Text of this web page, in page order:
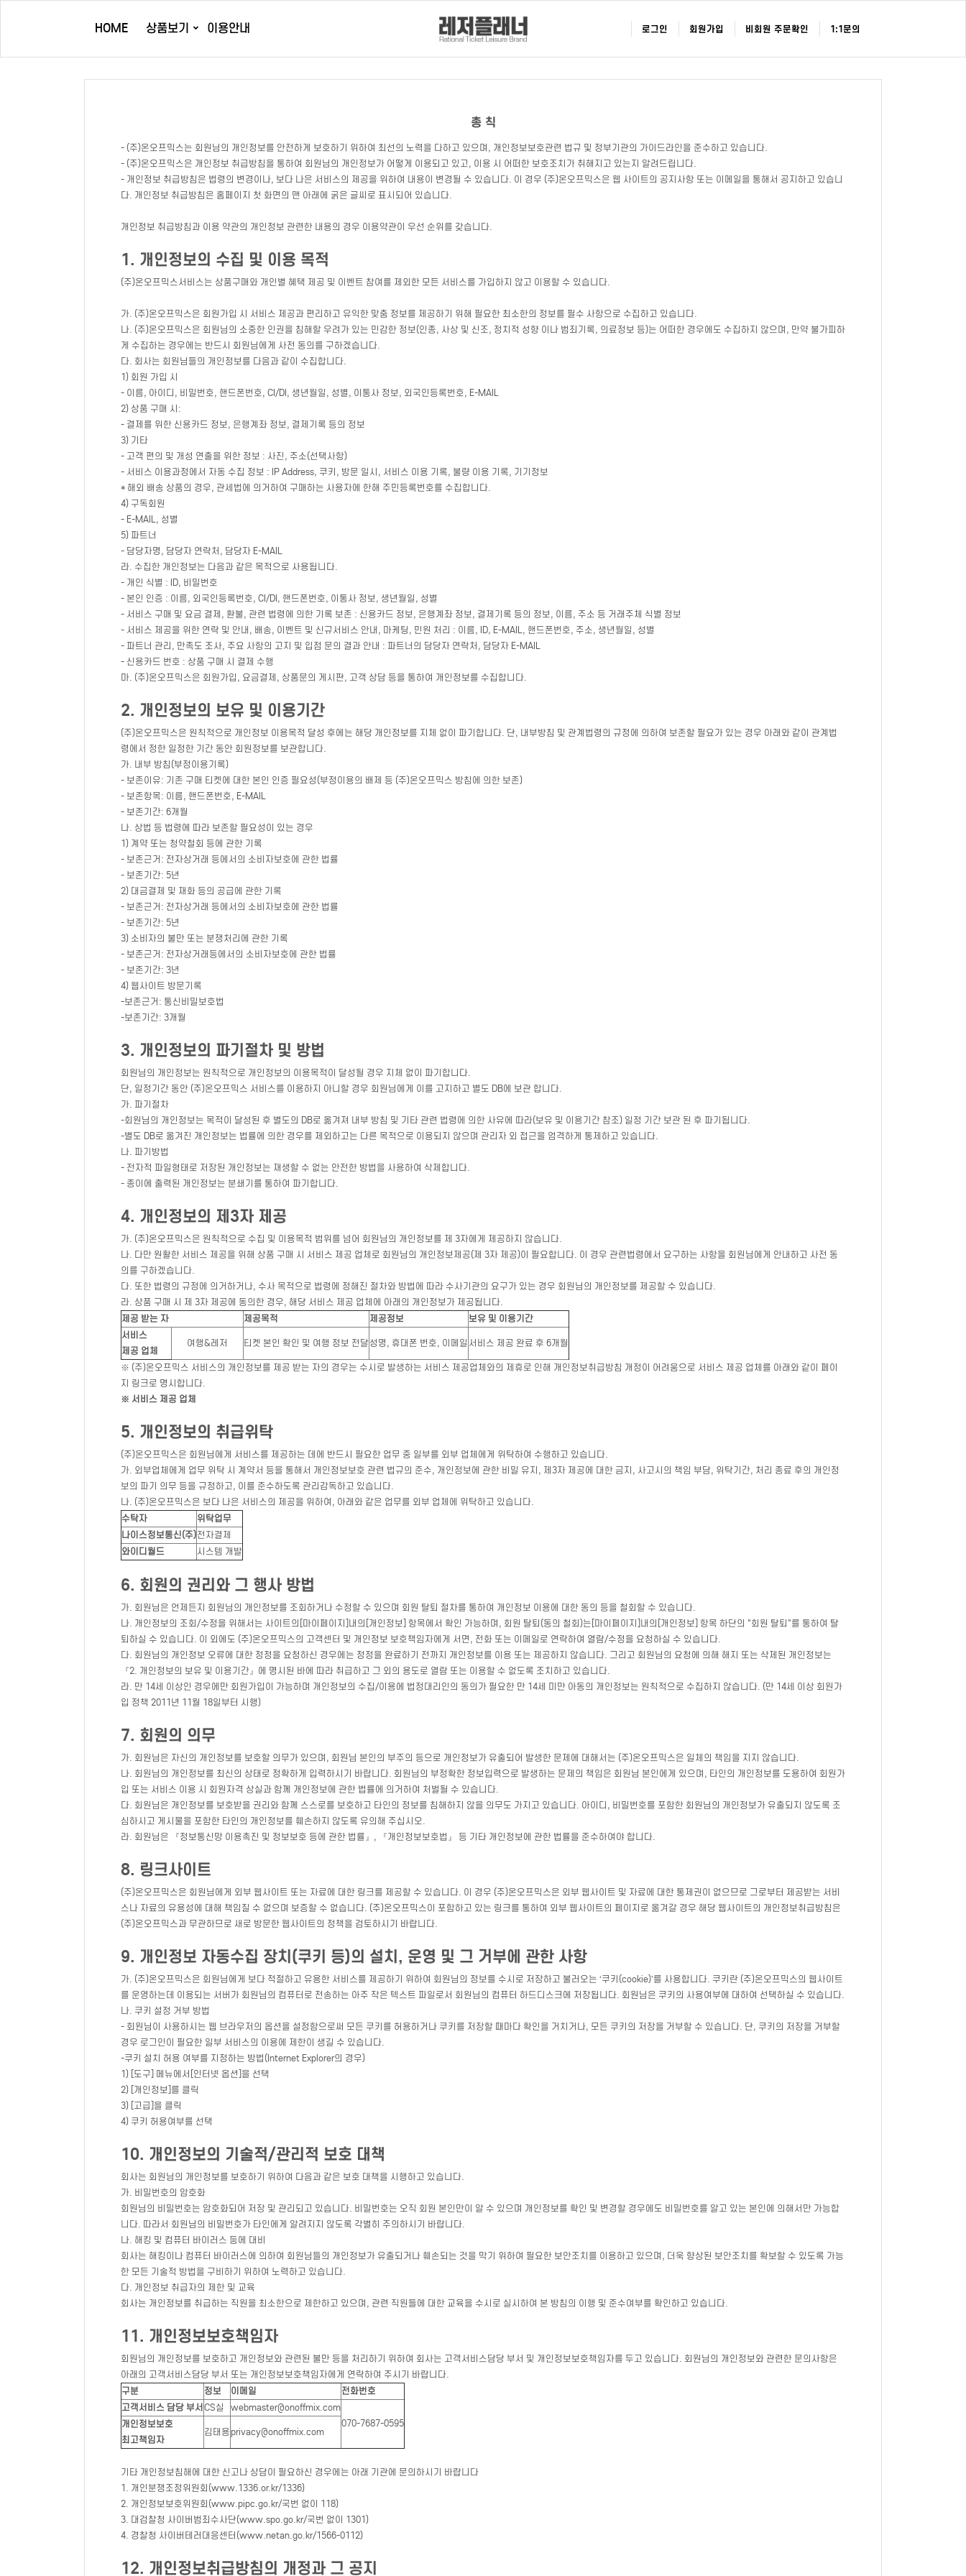
HOME 상품보기 이용안내 로그인 회원가입 비회원 주문확인 1:1문의
총 칙
- (주)온오프믹스는 회원님의 개인정보를 안전하게 보호하기 위하여 최선의 노력을 다하고 있으며, 개인정보보호관련 법규 및 정부기관의 가이드라인을 준수하고 있습니다.
- (주)온오프믹스은 개인정보 취급방침을 통하여 회원님의 개인정보가 어떻게 이용되고 있고, 이용 시 어떠한 보호조치가 취해지고 있는지 알려드립니다.
- 개인정보 취급방침은 법령의 변경이나, 보다 나은 서비스의 제공을 위하여 내용이 변경될 수 있습니다. 이 경우 (주)온오프믹스은 웹 사이트의 공지사항 또는 이메일을 통해서 공지하고 있습니
다. 개인정보 취급방침은 홈페이지 첫 화면의 맨 아래에 굵은 글씨로 표시되어 있습니다.
개인정보 취급방침과 이용 약관의 개인정보 관련한 내용의 경우 이용약관이 우선 순위를 갖습니다.
1. 개인정보의 수집 및 이용 목적
(주)온오프믹스서비스는 상품구매와 개인별 혜택 제공 및 이벤트 참여를 제외한 모든 서비스를 가입하지 않고 이용할 수 있습니다.
가. (주)온오프믹스은 회원가입 시 서비스 제공과 편리하고 유익한 맞춤 정보를 제공하기 위해 필요한 최소한의 정보를 필수 사항으로 수집하고 있습니다.
나. (주)온오프믹스은 회원님의 소중한 인권을 침해할 우려가 있는 민감한 정보(인종, 사상 및 신조, 정치적 성향 이나 범죄기록, 의료정보 등)는 어떠한 경우에도 수집하지 않으며, 만약 불가피하
게 수집하는 경우에는 반드시 회원님에게 사전 동의를 구하겠습니다.
다. 회사는 회원님들의 개인정보를 다음과 같이 수집합니다.
1) 회원 가입 시
- 이름, 아이디, 비밀번호, 핸드폰번호, CI/DI, 생년월일, 성별, 이통사 정보, 외국인등록번호, E-MAIL
2) 상품 구매 시:
- 결제를 위한 신용카드 정보, 은행계좌 정보, 결제기록 등의 정보
3) 기타
- 고객 편의 및 개성 연출을 위한 정보 : 사진, 주소(선택사항)
- 서비스 이용과정에서 자동 수집 정보 : IP Address, 쿠키, 방문 일시, 서비스 이용 기록, 불량 이용 기록, 기기정보
* 해외 배송 상품의 경우, 관세법에 의거하여 구매하는 사용자에 한해 주민등록번호를 수집합니다.
4) 구독회원
- E-MAIL, 성별
5) 파트너
- 담당자명, 담당자 연락처, 담당자 E-MAIL
라. 수집한 개인정보는 다음과 같은 목적으로 사용됩니다.
- 개인 식별 : ID, 비밀번호
- 본인 인증 : 이름, 외국인등록번호, CI/DI, 핸드폰번호, 이통사 정보, 생년월일, 성별
- 서비스 구매 및 요금 결제, 환불, 관련 법령에 의한 기록 보존 : 신용카드 정보, 은행계좌 정보, 결제기록 등의 정보, 이름, 주소 등 거래주체 식별 정보
- 서비스 제공을 위한 연락 및 안내, 배송, 이벤트 및 신규서비스 안내, 마케팅, 민원 처리 : 이름, ID, E-MAIL, 핸드폰번호, 주소, 생년월일, 성별
- 파트너 관리, 만족도 조사, 주요 사항의 고지 및 입점 문의 결과 안내 : 파트너의 담당자 연락처, 담당자 E-MAIL
- 신용카드 번호 : 상품 구매 시 결제 수행
마. (주)온오프믹스은 회원가입, 요금결제, 상품문의 게시판, 고객 상담 등을 통하여 개인정보를 수집합니다.
2. 개인정보의 보유 및 이용기간
(주)온오프믹스은 원칙적으로 개인정보 이용목적 달성 후에는 해당 개인정보를 지체 없이 파기합니다. 단, 내부방침 및 관계법령의 규정에 의하여 보존할 필요가 있는 경우 아래와 같이 관계법
령에서 정한 일정한 기간 동안 회원정보를 보관합니다.
가. 내부 방침(부정이용기록)
- 보존이유: 기존 구매 티켓에 대한 본인 인증 필요성(부정이용의 배제 등 (주)온오프믹스 방침에 의한 보존)
- 보존항목: 이름, 핸드폰번호, E-MAIL
- 보존기간: 6개월
나. 상법 등 법령에 따라 보존할 필요성이 있는 경우
1) 계약 또는 청약철회 등에 관한 기록
- 보존근거: 전자상거래 등에서의 소비자보호에 관한 법률
- 보존기간: 5년
2) 대금결제 및 재화 등의 공급에 관한 기록
- 보존근거: 전자상거래 등에서의 소비자보호에 관한 법률
- 보존기간: 5년
3) 소비자의 불만 또는 분쟁처리에 관한 기록
- 보존근거: 전자상거래등에서의 소비자보호에 관한 법률
- 보존기간: 3년
4) 웹사이트 방문기록
-보존근거: 통신비밀보호법
-보존기간: 3개월
3. 개인정보의 파기절차 및 방법
회원님의 개인정보는 원칙적으로 개인정보의 이용목적이 달성될 경우 지체 없이 파기합니다.
단, 일정기간 동안 (주)온오프믹스 서비스를 이용하지 아니할 경우 회원님에게 이를 고지하고 별도 DB에 보관 합니다.
가. 파기절차
-회원님의 개인정보는 목적이 달성된 후 별도의 DB로 옮겨져 내부 방침 및 기타 관련 법령에 의한 사유에 따라(보유 및 이용기간 참조) 일정 기간 보관 된 후 파기됩니다.
-별도 DB로 옮겨진 개인정보는 법률에 의한 경우를 제외하고는 다른 목적으로 이용되지 않으며 관리자 외 접근을 엄격하게 통제하고 있습니다.
나. 파기방법
- 전자적 파일형태로 저장된 개인정보는 재생할 수 없는 안전한 방법을 사용하여 삭제합니다.
- 종이에 출력된 개인정보는 분쇄기를 통하여 파기합니다.
4. 개인정보의 제3자 제공
가. (주)온오프믹스은 원칙적으로 수집 및 이용목적 범위를 넘어 회원님의 개인정보를 제 3자에게 제공하지 않습니다.
나. 다만 원활한 서비스 제공을 위해 상품 구매 시 서비스 제공 업체로 회원님의 개인정보제공(제 3자 제공)이 필요합니다. 이 경우 관련법령에서 요구하는 사항을 회원님에게 안내하고 사전 동
의를 구하겠습니다.
다. 또한 법령의 규정에 의거하거나, 수사 목적으로 법령에 정해진 절차와 방법에 따라 수사기관의 요구가 있는 경우 회원님의 개인정보를 제공할 수 있습니다.
라. 상품 구매 시 제 3자 제공에 동의한 경우, 해당 서비스 제공 업체에 아래의 개인정보가 제공됩니다.
제공 받는 자
제공목적 제공정보
보유 및 이용기간
서비스
제공 업체
여행&레저 티켓 본인 확인 및 여행 정보 전달성명, 휴대폰 번호, 이메일 서비스 제공 완료 후 6개월
※ (주)온오프믹스 서비스의 개인정보를 제공 받는 자의 경우는 수시로 발생하는 서비스 제공업체와의 제휴로 인해 개인정보취급방침 개정이 어려움으로 서비스 제공 업체를 아래와 같이 페이
지 링크로 명시합니다.
※ 서비스 제공 업체
5. 개인정보의 취급위탁
(주)온오프믹스은 회원님에게 서비스를 제공하는 데에 반드시 필요한 업무 중 일부를 외부 업체에게 위탁하여 수행하고 있습니다.
가. 외부업체에게 업무 위탁 시 계약서 등을 통해서 개인정보보호 관련 법규의 준수, 개인정보에 관한 비밀 유지, 제3자 제공에 대한 금지, 사고시의 책임 부담, 위탁기간, 처리 종료 후의 개인정
보의 파기 의무 등을 규정하고, 이를 준수하도록 관리감독하고 있습니다.
나. (주)온오프믹스은 보다 나은 서비스의 제공을 위하여, 아래와 같은 업무를 외부 업체에 위탁하고 있습니다.
수탁자
위탁업무
나이스정보통신(주)전자결제
와이디월드
시스템 개발
6. 회원의 권리와 그 행사 방법
가. 회원님은 언제든지 회원님의 개인정보를 조회하거나 수정할 수 있으며 회원 탈퇴 절차를 통하여 개인정보 이용에 대한 동의 등을 철회할 수 있습니다.
나. 개인정보의 조회/수정을 위해서는 사이트의[마이페이지]내의[개인정보] 항목에서 확인 가능하며, 회원 탈퇴(동의 철회)는[마이페이지]내의[개인정보] 항목 하단의 "회원 탈퇴"를 통하여 탈
퇴하실 수 있습니다. 이 외에도 (주)온오프믹스의 고객센터 및 개인정보 보호책임자에게 서면, 전화 또는 이메일로 연락하여 열람/수정을 요청하실 수 있습니다.
다. 회원님의 개인정보 오류에 대한 정정을 요청하신 경우에는 정정을 완료하기 전까지 개인정보를 이용 또는 제공하지 않습니다. 그리고 회원님의 요청에 의해 해지 또는 삭제된 개인정보는
『2. 개인정보의 보유 및 이용기간』에 명시된 바에 따라 취급하고 그 외의 용도로 열람 또는 이용할 수 없도록 조치하고 있습니다.
라. 만 14세 이상인 경우에만 회원가입이 가능하며 개인정보의 수집/이용에 법정대리인의 동의가 필요한 만 14세 미만 아동의 개인정보는 원칙적으로 수집하지 않습니다. (만 14세 이상 회원가
입 정책 2011년 11월 18일부터 시행)
7. 회원의 의무
가. 회원님은 자신의 개인정보를 보호할 의무가 있으며, 회원님 본인의 부주의 등으로 개인정보가 유출되어 발생한 문제에 대해서는 (주)온오프믹스은 일체의 책임을 지지 않습니다.
나. 회원님의 개인정보를 최신의 상태로 정확하게 입력하시기 바랍니다. 회원님의 부정확한 정보입력으로 발생하는 문제의 책임은 회원님 본인에게 있으며, 타인의 개인정보를 도용하여 회원가
입 또는 서비스 이용 시 회원자격 상실과 함께 개인정보에 관한 법률에 의거하여 처벌될 수 있습니다.
다. 회원님은 개인정보를 보호받을 권리와 함께 스스로를 보호하고 타인의 정보를 침해하지 않을 의무도 가지고 있습니다. 아이디, 비밀번호를 포함한 회원님의 개인정보가 유출되지 않도록 조
심하시고 게시물을 포함한 타인의 개인정보를 훼손하지 않도록 유의해 주십시오.
라. 회원님은 『정보통신망 이용촉진 및 정보보호 등에 관한 법률』, 『개인정보보호법』 등 기타 개인정보에 관한 법률을 준수하여야 합니다.
8. 링크사이트
(주)온오프믹스은 회원님에게 외부 웹사이트 또는 자료에 대한 링크를 제공할 수 있습니다. 이 경우 (주)온오프믹스은 외부 웹사이트 및 자료에 대한 통제권이 없으므로 그로부터 제공받는 서비
스나 자료의 유용성에 대해 책임질 수 없으며 보증할 수 없습니다. (주)온오프믹스이 포함하고 있는 링크를 통하여 외부 웹사이트의 페이지로 옮겨갈 경우 해당 웹사이트의 개인정보취급방침은
(주)온오프믹스과 무관하므로 새로 방문한 웹사이트의 정책을 검토하시기 바랍니다.
9. 개인정보 자동수집 장치(쿠키 등)의 설치, 운영 및 그 거부에 관한 사항
가. (주)온오프믹스은 회원님에게 보다 적절하고 유용한 서비스를 제공하기 위하여 회원님의 정보를 수시로 저장하고 불러오는 ‘쿠키(cookie)’를 사용합니다. 쿠키란 (주)온오프믹스의 웹사이트
를 운영하는데 이용되는 서버가 회원님의 컴퓨터로 전송하는 아주 작은 텍스트 파일로서 회원님의 컴퓨터 하드디스크에 저장됩니다. 회원님은 쿠키의 사용여부에 대하여 선택하실 수 있습니다.
나. 쿠키 설정 거부 방법
- 회원님이 사용하시는 웹 브라우저의 옵션을 설정함으로써 모든 쿠키를 허용하거나 쿠키를 저장할 때마다 확인을 거치거나, 모든 쿠키의 저장을 거부할 수 있습니다. 단, 쿠키의 저장을 거부할
경우 로그인이 필요한 일부 서비스의 이용에 제한이 생길 수 있습니다.
-쿠키 설치 허용 여부를 지정하는 방법(Internet Explorer의 경우)
1) [도구] 메뉴에서[인터넷 옵션]을 선택
2) [개인정보]를 클릭
3) [고급]을 클릭
4) 쿠키 허용여부를 선택
10. 개인정보의 기술적/관리적 보호 대책
회사는 회원님의 개인정보를 보호하기 위하여 다음과 같은 보호 대책을 시행하고 있습니다.
가. 비밀번호의 암호화
회원님의 비밀번호는 암호화되어 저장 및 관리되고 있습니다. 비밀번호는 오직 회원 본인만이 알 수 있으며 개인정보를 확인 및 변경할 경우에도 비밀번호를 알고 있는 본인에 의해서만 가능합
니다. 따라서 회원님의 비밀번호가 타인에게 알려지지 않도록 각별히 주의하시기 바랍니다.
나. 해킹 및 컴퓨터 바이러스 등에 대비
회사는 해킹이나 컴퓨터 바이러스에 의하여 회원님들의 개인정보가 유출되거나 훼손되는 것을 막기 위하여 필요한 보안조치를 이용하고 있으며, 더욱 향상된 보안조치를 확보할 수 있도록 가능
한 모든 기술적 방법을 구비하기 위하여 노력하고 있습니다.
다. 개인정보 취급자의 제한 및 교육
회사는 개인정보를 취급하는 직원을 최소한으로 제한하고 있으며, 관련 직원들에 대한 교육을 수시로 실시하여 본 방침의 이행 및 준수여부를 확인하고 있습니다.
11. 개인정보보호책임자
회원님의 개인정보를 보호하고 개인정보와 관련된 불만 등을 처리하기 위하여 회사는 고객서비스담당 부서 및 개인정보보호책임자를 두고 있습니다. 회원님의 개인정보와 관련한 문의사항은
아래의 고객서비스담당 부서 또는 개인정보보호책임자에게 연락하여 주시기 바랍니다.
구분
정보 이메일
전화번호
고객서비스 담당 부서 CS실
webmaster@onoffmix.com
070-7687-0595
개인정보보호
최고책임자
김태용privacy@onoffmix.com
기타 개인정보침해에 대한 신고나 상담이 필요하신 경우에는 아래 기관에 문의하시기 바랍니다
1. 개인분쟁조정위원회(www.1336.or.kr/1336)
2. 개인정보보호위원회(www.pipc.go.kr/국번 없이 118)
3. 대검찰청 사이버범죄수사단(www.spo.go.kr/국번 없이 1301)
4. 경찰청 사이버테러대응센터(www.netan.go.kr/1566-0112)
12. 개인정보취급방침의 개정과 그 공지